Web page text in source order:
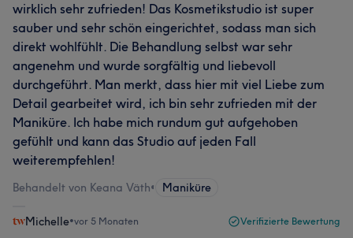
wirklich sehr zufrieden! Das Kosmetikstudio ist super
sauber und sehr schön eingerichtet, sodass man sich
direkt wohlfühlt. Die Behandlung selbst war sehr
angenehm und wurde sorgfältig und liebevoll
durchgeführt. Man merkt, dass hier mit viel Liebe zum
Detail gearbeitet wird, ich bin sehr zufrieden mit der
Maniküre. Ich habe mich rundum gut aufgehoben
gefühlt und kann das Studio auf jeden Fall
weiterempfehlen!
Behandelt von Keana Väth• Maniküre
Michelle•vor 5 Monaten Verifizierte Bewertung